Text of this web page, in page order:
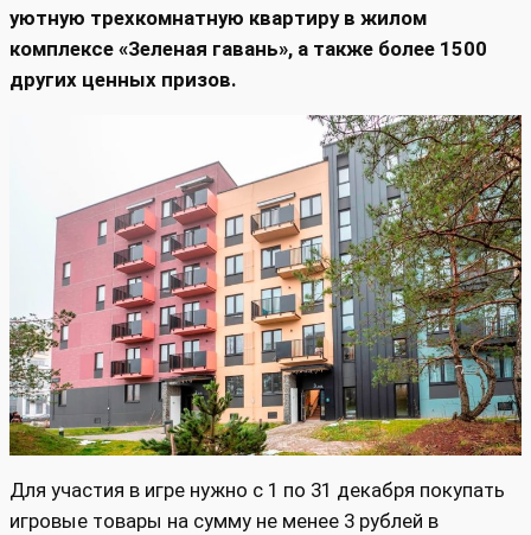
уютную трехкомнатную квартиру в жилом
комплексе «Зеленая гавань», а также более 1500
других ценных призов.
Для участия в игре нужно с 1 по 31 декабря покупать
игровые товары на сумму не менее 3 рублей в